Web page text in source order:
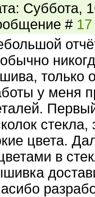
Суббота,
# 17
только
у меня
цвета.
в